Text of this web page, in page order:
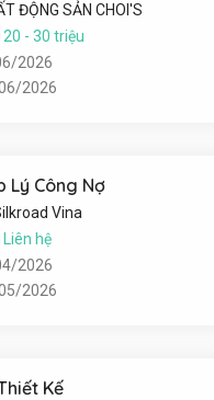
ĐỘNG SẢN CHOI'S
20 - 30 triệu
2026
2026
Lý Công Nợ
Vina
Liên hệ
2026
2026
Kế